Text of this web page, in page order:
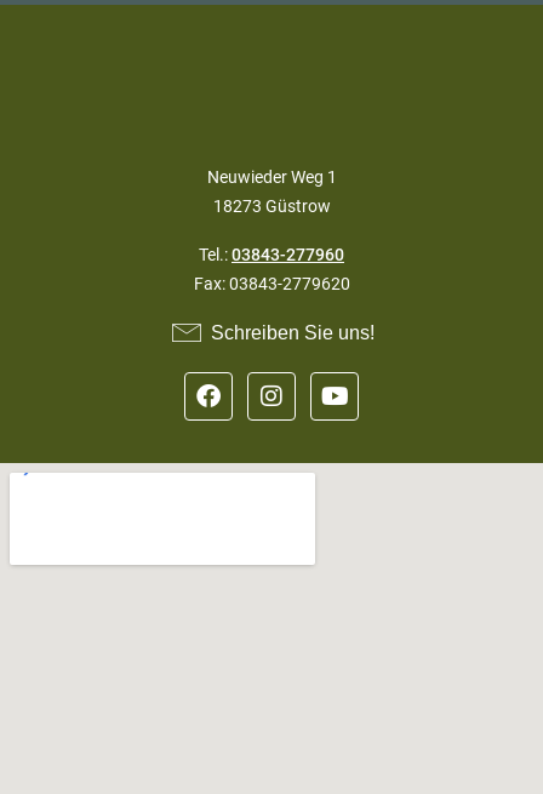
Neuwieder Weg 1
18273 Güstrow
Tel.:03843-277960
Fax: 03843-2779620
Schreiben Sie uns!